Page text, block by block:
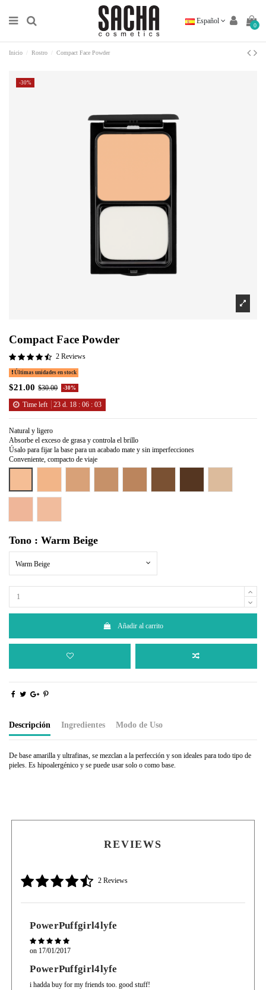
Español 0
Inicio Rostro Compact Face Powder
-30%
Compact Face Powder
2 Reviews
Últimas unidades en stock
$21.00 $30.00 -30%
Time left 23 d. 18 :06 :02
Natural y ligero
Absorbe el exceso de grasa y controla el brillo
Úsalo para fijar la base para un acabado mate y sin imperfecciones
Conveniente, compacto de viaje
Tono : Warm Beige
Warm Beige
Añadir al carrito
Descripción Ingredientes Modo de Uso
De base amarilla y ultrafinas, se mezclan a la perfección y son ideales para todo tipo de
pieles. Es hipoalergénico y se puede usar solo o como base.
de aplicar.
REVIEWS
2 Reviews
PowerPuffgirl4lyfe
on 17/01/2017
PowerPuffgirl4lyfe
i hadda buy for my friends too. good stuff!